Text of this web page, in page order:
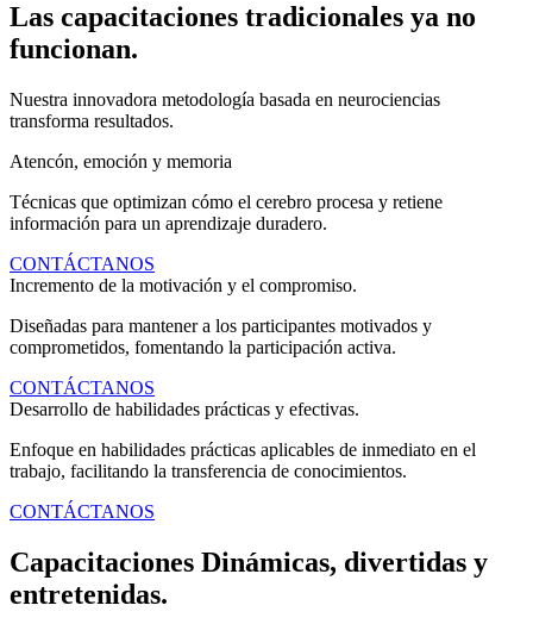
Las capacitaciones tradicionales ya no
funcionan.
Nuestra innovadora metodología basada en neurociencias
transforma resultados.
Atencón, emoción y memoria
Técnicas que optimizan cómo el cerebro procesa y retiene
información para un aprendizaje duradero.
CONTÁCTANOS
Incremento de la motivación y el compromiso.
Diseñadas para mantener a los participantes motivados y
comprometidos, fomentando la participación activa.
CONTÁCTANOS
Desarrollo de habilidades prácticas y efectivas.
Enfoque en habilidades prácticas aplicables de inmediato en el
trabajo, facilitando la transferencia de conocimientos.
CONTÁCTANOS
Capacitaciones Dinámicas, divertidas y
entretenidas.